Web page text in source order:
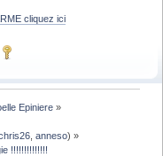
cliquez ici
Epiniere »
,anneso) »
!!!!!!!!!!!!!!